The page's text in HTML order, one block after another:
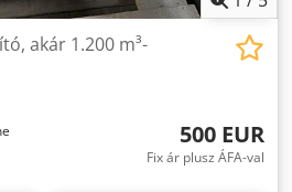
akár 1.200 m³-
500 EUR
Fix ár plusz ÁFA-val